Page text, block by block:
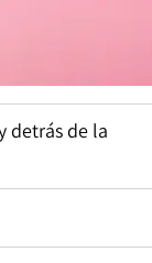
detrás de la